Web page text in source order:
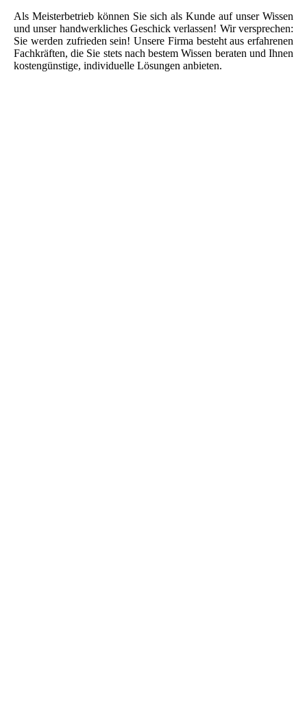
Als Meisterbetrieb können Sie sich als Kunde auf unser Wissen
und unser handwerkliches Geschick verlassen! Wir versprechen:
Sie werden zufrieden sein! Unsere Firma besteht aus erfahrenen
Fachkräften, die Sie stets nach bestem Wissen beraten und Ihnen
kostengünstige, individuelle Lösungen anbieten.